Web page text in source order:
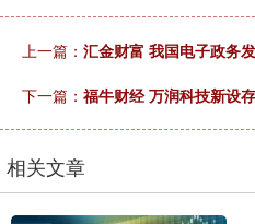
上一篇： 汇金财富 我国电子政务
下一篇： 福牛财经 万润科技新设
相关文章